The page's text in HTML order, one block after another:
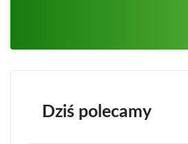
Dziś polecamy